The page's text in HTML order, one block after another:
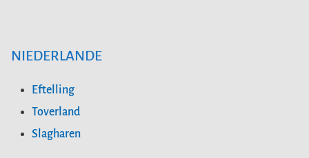
NIEDERLANDE
Eftelling
Toverland
Slagharen